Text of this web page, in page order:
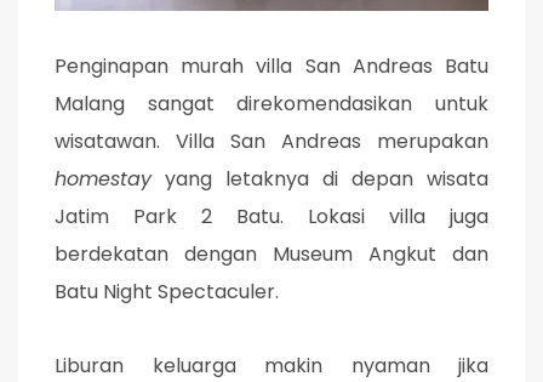
Penginapan murah villa San Andreas Batu
Malang sangat direkomendasikan untuk
wisatawan. Villa San Andreas merupakan
homestayyang letaknya di depan wisata
Jatim Park 2 Batu. Lokasi villa juga
berdekatan dengan Museum Angkut dan
Batu Night Spectaculer.
Liburan keluarga makin nyaman jika